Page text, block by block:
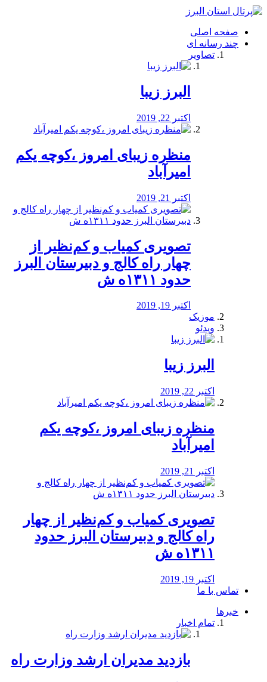
فصد
شرق
تهران
خشکشویی
صفحه اصلی
چند رسانه ای
تصاویر
البرز زیبا
اکتبر 22, 2019
منظره‌‌ زیبای امروز ،کوچه یکم
امیرآباد
اکتبر 21, 2019
️تصویری کمیاب و کم‌نظیر از
چهار راه كالج و دبيرستان البرز
حدود ۱۳۱۱ه ش
اکتبر 19, 2019
موزیک
ویدئو
البرز زیبا
اکتبر 22, 2019
منظره‌‌ زیبای امروز ،کوچه یکم
امیرآباد
اکتبر 21, 2019
️تصویری کمیاب و کم‌نظیر از چهار
راه كالج و دبيرستان البرز حدود
۱۳۱۱ه ش
اکتبر 19, 2019
تماس با ما
خبرها
تمام اخبار
بازدید مدیران ارشد وزارت راه